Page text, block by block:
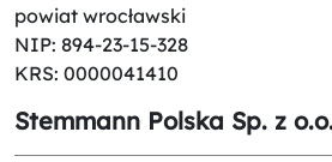
powiat wrocławski
NIP: 894-23-15-328
KRS: 0000041410
Stemmann Polska Sp. z